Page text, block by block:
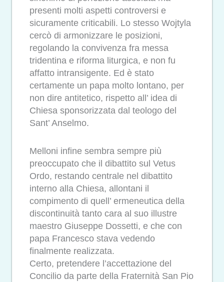
presenti molti aspetti controversi e
sicuramente criticabili. Lo stesso Wojtyla
cercò di armonizzare le posizioni,
regolando la convivenza fra messa
tridentina e riforma liturgica, e non fu
affatto intransigente. Ed è stato
certamente un papa molto lontano, per
non dire antitetico, rispetto all’ idea di
Chiesa sponsorizzata dal teologo del
Sant’ Anselmo.
Melloni infine sembra sempre più
preoccupato che il dibattito sul Vetus
Ordo, restando centrale nel dibattito
interno alla Chiesa, allontani il
compimento di quell’ ermeneutica della
discontinuità tanto cara al suo illustre
maestro Giuseppe Dossetti, e che con
papa Francesco stava vedendo
finalmente realizzata.
Certo, pretendere l’accettazione del
Concilio da parte della Fraternità San Pio